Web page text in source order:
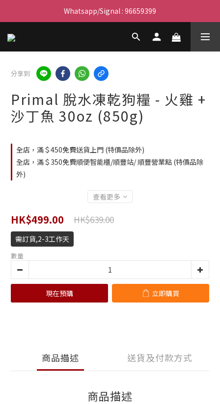
滿$450免費送貨上門 I 滿$350免運 順豐自取
Whatsapp/Signal : 96659399
會員優惠｜購物滿 $100 回贈$3購物金
分享到
Primal 脫水凍乾狗糧 - 火雞 +
沙丁魚 30oz (850g)
全店，滿＄450免費送貨上門 (特價品除外)
全店，滿＄350免費順便智能櫃/順豐站/ 順豐營業點 (特價品除
外)
查看更多
HK$499.00 HK$639.00
需訂貨,2-3工作天
數量
現在預購 立即購買
商品描述 送貨及付款方式
商品描述